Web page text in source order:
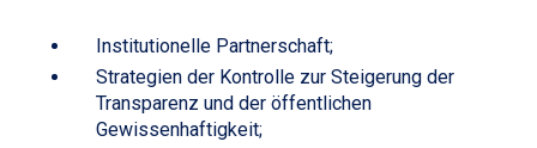
Institutionelle Partnerschaft;
Strategien der Kontrolle zur Steigerung der
Transparenz und der öffentlichen
Gewissenhaftigkeit;